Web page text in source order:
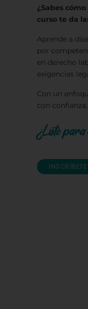
¿Sabes
curso te da
Aprende a
por
en derecho
exigencias
Con un
con confianza.
¿Listo para